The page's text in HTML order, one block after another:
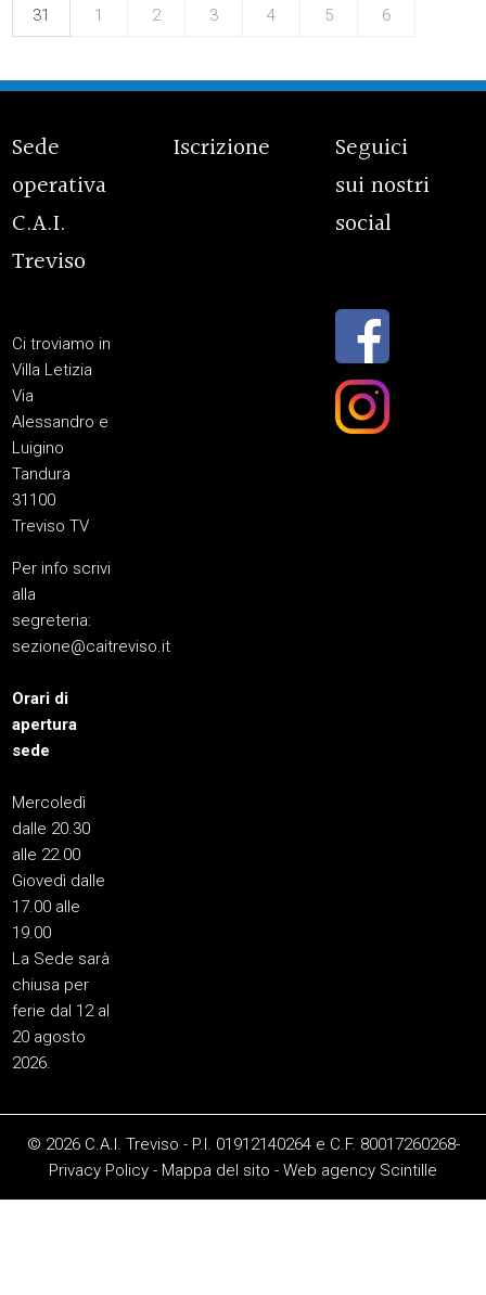
31 1 2 3 4 5 6
Sede
operativa
C.A.I.
Treviso
Ci troviamo in
Villa Letizia
Via
Alessandro e
Luigino
Tandura
31100
Treviso TV
Per info scrivi
alla
segreteria:
sezione@caitreviso.it
Orari di
apertura
sede
Mercoledì
dalle 20.30
alle 22.00
Giovedì dalle
17.00 alle
19.00
La Sede sarà
chiusa per
ferie dal 12 al
20 agosto
2026.
Iscrizione
Seguici
sui nostri
social
© 2026 C.A.I. Treviso - P.I. 01912140264 e C.F. 80017260268-
Privacy Policy - Mappa del sito - Web agency Scintille